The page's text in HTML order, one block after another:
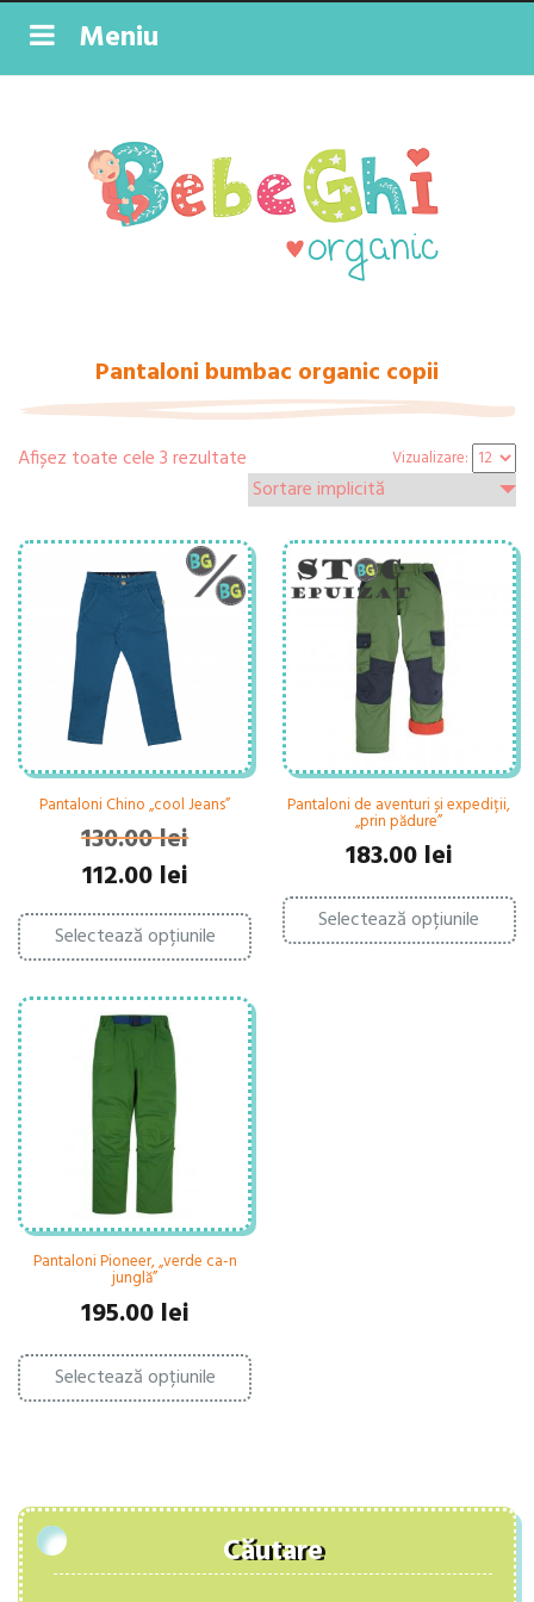
Meniu
Pantaloni bumbac organic copii
Afișez toate cele 3 rezultate Vizualizare:
Pantaloni Chino „cool Jeans”
130.00lei
Prețul
inițial
a
fost:
130.00 lei.
112.00 leiPrețul
curent
este:
112.00 lei.
Selectează opțiunile
Acest
produs
are
multe
variații.
Opțiunile
pot
fi
alese
în
pagina
produsului.
Pantaloni de aventuri și expediții,
„prin pădure”
183.00 lei
Selectează opțiunile
Pantaloni Pioneer, „verde ca-n
junglă”
195.00 lei
Selectează opțiunile
Acest
produs
are
pot
alese
în
Căutare